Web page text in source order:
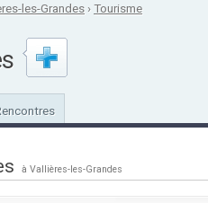
les-Grandes ›Tourisme
à Vallières-les-Grandes